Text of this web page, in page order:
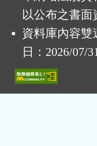
以公布之書面
資料庫內容
日：2026/07/31